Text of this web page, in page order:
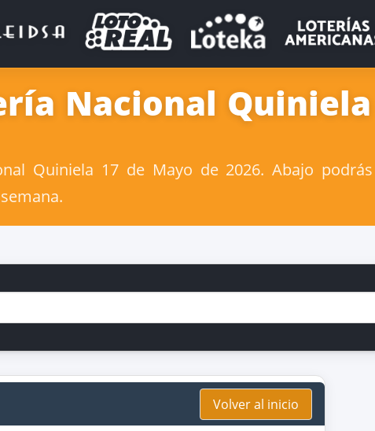
Nacional
Quiniela 17 de Mayo de 2026. Abajo
Volver al inicio